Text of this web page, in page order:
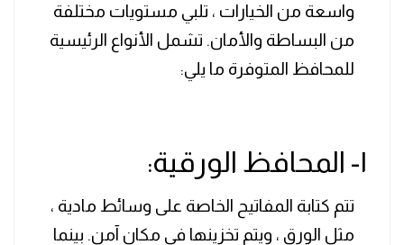
واسعة من الخيارات ، تلبي مستويات مختلفة
من البساطة والأمان. تشمل الأنواع الرئيسية
للمحافظ المتوفرة ما يلي:
١- المحافظ الورقية:
تتم كتابة المفاتيح الخاصة على وسائط مادية ،
مثل الورق ، ويتم تخزينها في مكان آمن. بينما